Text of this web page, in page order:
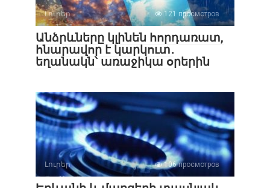
Լուրեր 121 просмотров
Անձրևները կլինեն հորդառատ,
հնարավոր է կարկուտ․
եղանակն՝ առաջիկա օրերին
Լուրեր 106 просмотров